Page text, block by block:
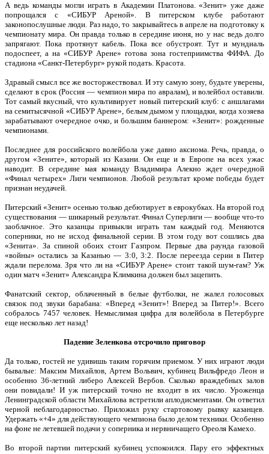
А ведь команды могли играть в Академии Платонова. «Зенит» уже даже
попрощался с «СИБУР Ареной». В питерском клубе работают
законопослушные люди. Раз надо, то закрывайтесь в апреле на подготовку к
чемпионату мира. Он правда только в середине июня, но у нас ведь долго
запрягают. Пока протянут кабель. Пока все обустроят. Тут и мундиаль
подоспеет, а на «СИБУР Арене» готова зона гостеприимства ФИФА. До
стадиона «Санкт-Петербург» рукой подать. Красота.
Здравый смысл все же восторжествовал. И эту самую зону, будьте уверены,
сделают в срок (Россия — чемпион мира по авралам), и волейбол оставили.
Тот самый вкусный, что культивирует новый питерский клуб: с аншлагами
на семитысячной «СИБУР Арене», белым дымом у площадки, когда хозяева
зарабатывают очередное очко, и большим баннером: «Зенит»: рожденные
чемпионами.
Последнее для российского волейбола уже давно аксиома. Речь, правда, о
другом «Зените», который из Казани. Он еще и в Европе на всех ужас
наводит. В середине мая команду Владимира Алекно ждет очередной
«Финал четырех» Лиги чемпионов. Любой результат кроме победы будет
признан неудачей.
Питерский «Зенит» осенью только дебютирует в еврокубках. На второй год
существования — шикарный результат. Финал Суперлиги — вообще что-то
заоблачное. Это казанцы привыкли играть там каждый год. Меняются
соперники, но не исход финальной серии. В этом году вот сошлись два
«Зенита». За спиной обоих стоит Газпром. Первые два раунда газовой
«войны» остались за Казанью — 3:0, 3:2. После переезда серии в Питер
ждали перелома. Зря что ли на «СИБУР Арене» стоит такой шум-гам? Уж
один матч «Зенит» Александра Климкина должен был зацепить.
Фанатский сектор, облаченный в белые футболки, не жалел голосовых
связок под звуки барабана: «Вперед «Зенит»! Вперед за Питер!». Всего
собралось 7457 человек. Немыслимая цифра для волейбола в Петербурге
еще несколько лет назад!
Падение Зеленкова отсрочило приговор
Да только, гостей не удивишь таким горячим приемом. У них играют люди
бывалые: Максим Михайлов, Артем Вольвич, кубинец Вильфредо Леон и
особенно 36-летний либеро Алексей Вербов. Сколько враждебных залов
они повидали! И уж питерский точно не входит в их число. Уроженца
Ленинградской области Михайлова встретили аплодисментами. Он ответил
черной неблагодарностью. Приложил руку стартовому рывку казанцев.
Удержать «+4» для действующего чемпиона было делом техники. Особенно
на фоне не летевшей подачи у соперника и нервничащего Ореоля Камехо.
Во второй партии питерский кубинец успокоился. Пару его эффектных